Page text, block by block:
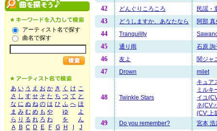
アーティスト名で探す
曲名で探す
あ い う え お か き く け こ
さ し す せ そ た ち つ て と
な に ぬ ね の は ひ ふ へ ほ
ま み む め も や ゆ
よ
ら り る れ ろ わ を
ん
A
B C D E F G H
J
42 どんぐりころころ 民謡・
43 どうしますか、あなたなら 阿部 真
44 Tranquility
45 通り雨 石原 詢
46 友よ 関ジャ
47 Drown milet
48 Twinkle Stars
キュア
ミルキ
イユ
ネ(CV:
(CV:上
49 Do you remember? 宮本 浩